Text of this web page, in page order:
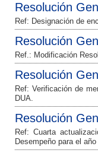
Resolución
Ref: Designación de
Resolución
Ref.: Modificación
Resolución
Ref: Verificación de
DUA.
Resolución
Ref: Cuarta
Desempeño para el año